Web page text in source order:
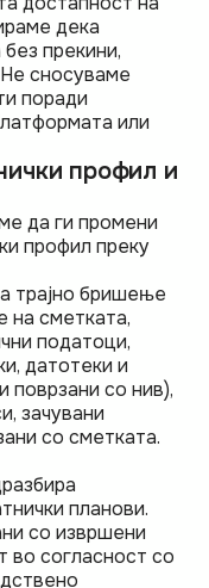
дека
прекини,
сносуваме
поради
или
профил и
да ги промени
профил преку
трајно бришење
на сметката,
податоци,
датотеки и
поврзани со нив),
зачувани
со сметката.
планови.
со извршени
во согласност со